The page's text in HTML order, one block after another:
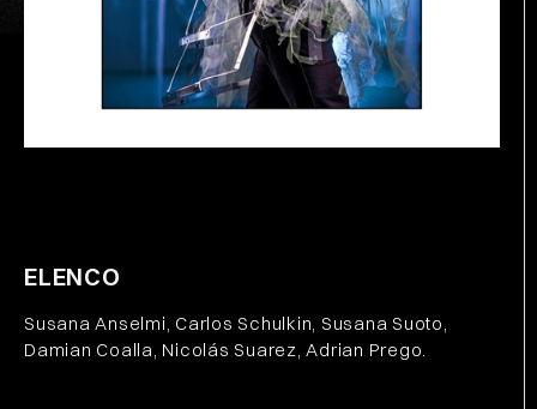
ELENCO
Susana Anselmi, Carlos Schulkin, Susana Suoto,
Damian Coalla, Nicolás Suarez, Adrian Prego.